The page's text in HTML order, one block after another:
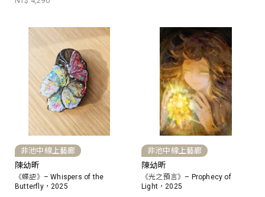
非池中線上藝廊
陳幼昕
《蝶語》– Whispers of the
Butterfly，2025
非池中線上藝廊
陳幼昕
《光之預言》– Prophecy of
Light，2025